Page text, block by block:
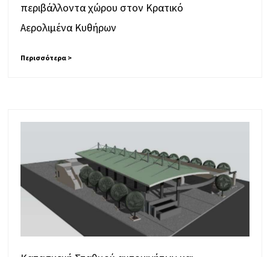
περιβάλλοντα χώρου στον Κρατικό
Αερολιμένα Κυθήρων
Περισσότερα >